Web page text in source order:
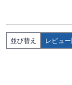
並び替え レビュ